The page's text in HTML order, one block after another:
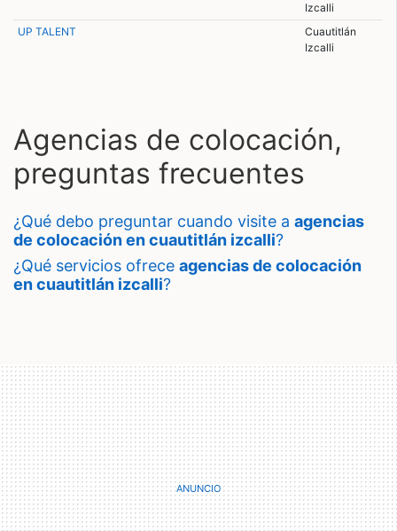
Izcalli
UP TALENT
Cuautitlán
Izcalli
Agencias de colocación,
preguntas frecuentes
¿qué debo preguntar cuando visite a agencias
de colocación en cuautitlán izcalli?
¿qué servicios ofrece agencias de colocación
en cuautitlán izcalli?